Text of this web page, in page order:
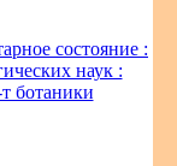
состояние :
наук :
ботаники